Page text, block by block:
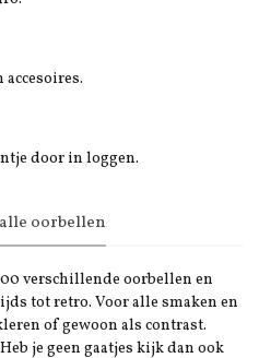
door in loggen.
oorbellen
verschillende oorbellen en
tot retro. Voor alle smaken en
of gewoon als contrast.
je geen gaatjes kijk dan ook